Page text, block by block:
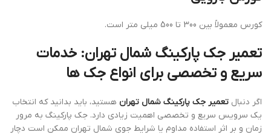
کورس معمولاً بین 300 تا 500 میلی متر است.
تعمیر جک پارکینگ شمال تهران: خدمات
سریع و تخصصی برای انواع جک ها
اگر دنبال تعمیر جک پارکینگ شمال تهران هستید، باید بدانید که انتخاب
یک سرویس سریع و تخصصی اهمیت زیادی دارد. جک پارکینگ به مرور
زمان و بر اثر استفاده مداوم یا شرایط جوی شمال تهران ممکن است دچار